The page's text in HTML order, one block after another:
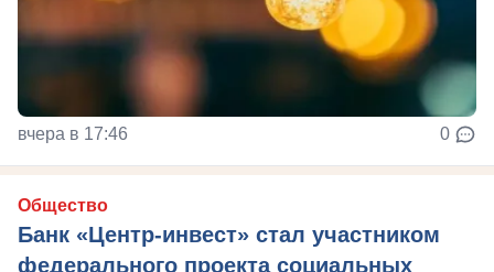
вчера в 17:46 0
Общество
Банк «Центр-инвест» стал участником
федерального проекта социальных